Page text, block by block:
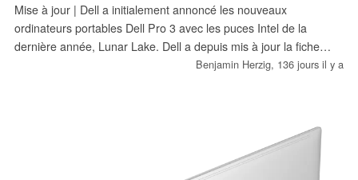
Mise à jour | Dell a initialement annoncé les nouveaux
ordinateurs portables Dell Pro 3 avec les puces Intel de la
dernière année, Lunar Lake. Dell a depuis mis à jour la fiche
technique, et les nouveaux ordinateurs portables Dell Pro 3 ne
Benjamin Herzig, 136 jours il y a